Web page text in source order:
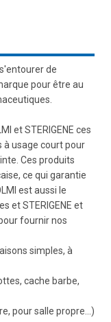
de
pour être au
et STERIGENE ces
à usage court pour
Ces produits
ce qui garantie
est aussi le
et STERIGENE et
fournir nos
simples, à
cache barbe,
pour salle propre...)